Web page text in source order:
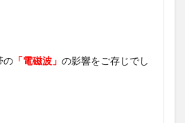
の 「電磁波」 の影響をご存じでし